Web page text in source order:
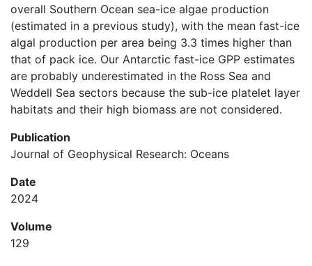
overall Southern Ocean sea-ice algae production
(estimated in a previous study), with the mean fast-ice
algal production per area being 3.3 times higher than
that of pack ice. Our Antarctic fast-ice GPP estimates
are probably underestimated in the Ross Sea and
Weddell Sea sectors because the sub-ice platelet layer
habitats and their high biomass are not considered.
Publication
Journal of Geophysical Research: Oceans
Date
2024
Volume
129